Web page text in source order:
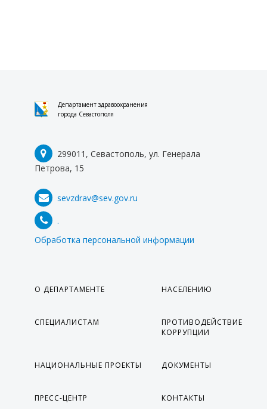
Департамент здравоохранения
города Севастополя
299011, Севастополь, ул. Генерала
Петрова, 15
sevzdrav@sev.gov.ru
.
Обработка персональной информации
О ДЕПАРТАМЕНТЕ НАСЕЛЕНИЮ
СПЕЦИАЛИСТАМ
ПРОТИВОДЕЙСТВИЕ
КОРРУПЦИИ
НАЦИОНАЛЬНЫЕ ПРОЕКТЫ ДОКУМЕНТЫ
ПРЕСС-ЦЕНТР КОНТАКТЫ